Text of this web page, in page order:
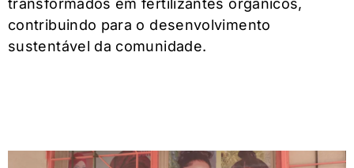
transformados em fertilizantes orgânicos,
contribuindo para o desenvolvimento
sustentável da comunidade.